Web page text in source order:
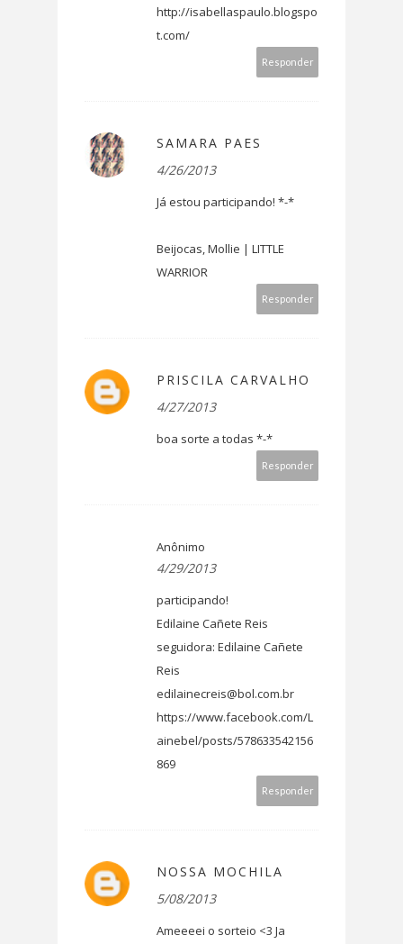
http://isabellaspaulo.blogspo
t.com/
Responder
SAMARA PAES
4/26/2013
Já estou participando! *-*
Beijocas, Mollie | LITTLE
WARRIOR
Responder
PRISCILA CARVALHO
4/27/2013
boa sorte a todas *-*
Responder
Anônimo
4/29/2013
participando!
Edilaine Cañete Reis
seguidora: Edilaine Cañete
Reis
edilainecreis@bol.com.br
https://www.facebook.com/L
ainebel/posts/578633542156
869
Responder
NOSSA MOCHILA
5/08/2013
Ameeeei o sorteio <3 Ja